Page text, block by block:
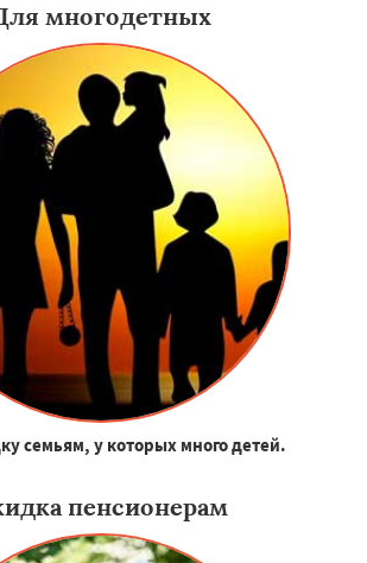
многодетных
семьям, у которых много детей.
пенсионерам